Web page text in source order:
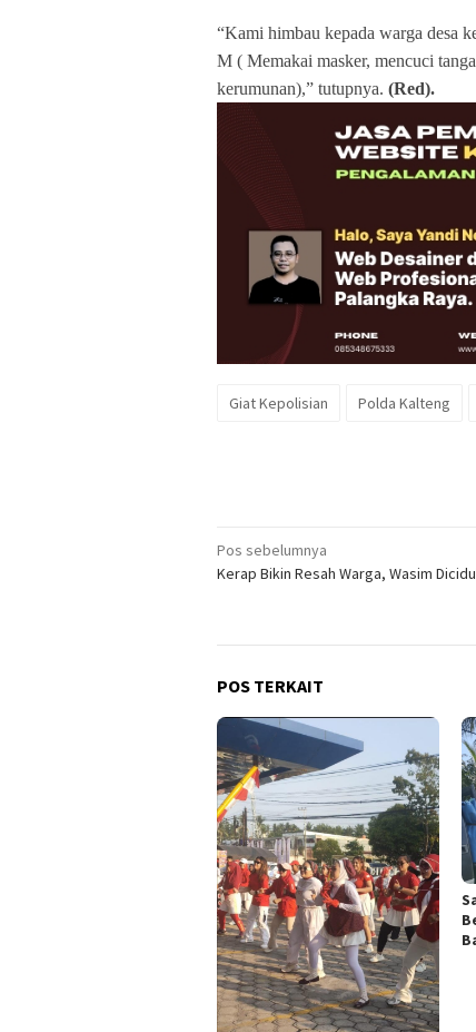
“Kami himbau kepada warga desa
M ( Memakai masker, mencuci
kerumunan),” tutupnya. (Red).
Giat Kepolisian Polda Kalteng
Navigasi
pos
Pos sebelumnya
Kerap Bikin Resah Warga, Wasim
POS TERKAIT